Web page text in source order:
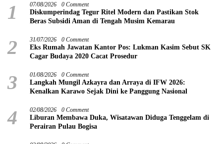
1 07/08/2026 0 Comment
Diskumperindag Tegur Ritel Modern dan Pastikan Stok
Beras Subsidi Aman di Tengah Musim Kemarau
2 31/07/2026 0 Comment
Eks Rumah Jawatan Kantor Pos: Lukman Kasim Sebut SK
Cagar Budaya 2020 Cacat Prosedur
3 01/08/2026 0 Comment
Langkah Mungil Azkayra dan Arraya di IFW 2026:
Kenalkan Karawo Sejak Dini ke Panggung Nasional
4 02/08/2026 0 Comment
Liburan Membawa Duka, Wisatawan Diduga Tenggelam di
Perairan Pulau Bogisa